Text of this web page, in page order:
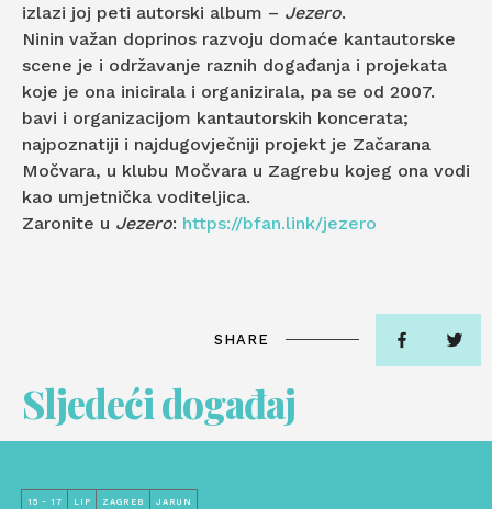
izlazi joj peti autorski album – Jezero.
Ninin važan doprinos razvoju domaće kantautorske
scene je i održavanje raznih događanja i projekata
koje je ona inicirala i organizirala, pa se od 2007.
bavi i organizacijom kantautorskih koncerata;
najpoznatiji i najdugovječniji projekt je Začarana
Močvara, u klubu Močvara u Zagrebu kojeg ona vodi
kao umjetnička voditeljica.
Zaronite u Jezero: https://bfan.link/jezero
SHARE
Sljedeći događaj
15 - 17 LIP ZAGREB JARUN